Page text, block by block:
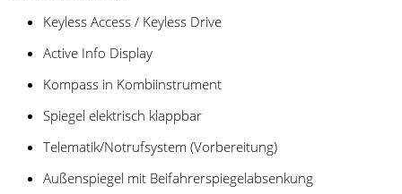
Keyless Access / Keyless Drive
Active Info Display
Kompass in Kombiinstrument
Spiegel elektrisch klappbar
Telematik/Notrufsystem (Vorbereitung)
Außenspiegel mit Beifahrerspiegelabsenkung